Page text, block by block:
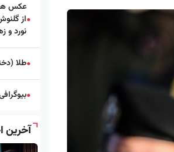
●
عکس ها
از
نورد و
●طلا
●
آخرین